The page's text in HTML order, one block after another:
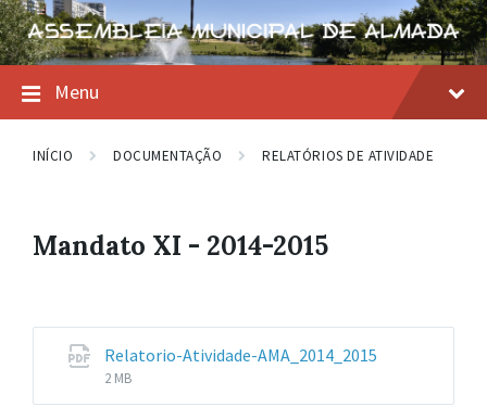
Skip
to
content
Skip
to
main
navigation
Skip
to
footer
Menu
INÍCIO DOCUMENTAÇÃO RELATÓRIOS DE ATIVIDADE
Mandato XI - 2014-2015
Relatorio-Atividade-AMA_2014_2015
File
File
2 MB